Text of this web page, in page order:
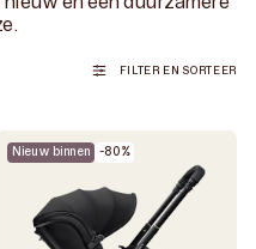
FILTER EN SORTEER
Nieuw binnen -80%